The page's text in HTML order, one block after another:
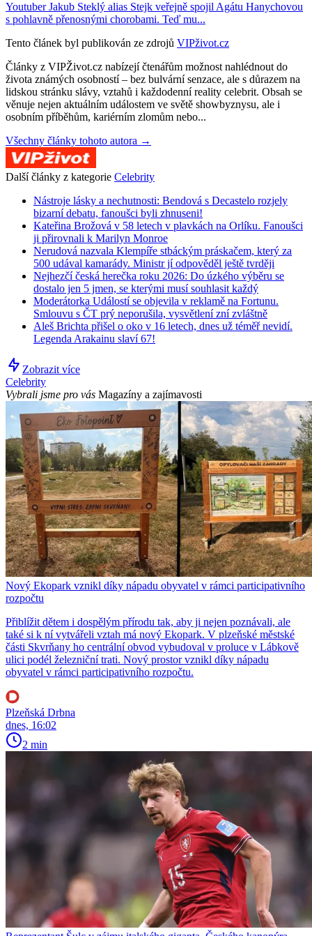
Youtuber Jakub Steklý alias Stejk veřejně spojil Agátu Hanychovou
s pohlavně přenosnými chorobami. Teď mu...
Tento článek byl publikován ze zdrojů VIPživot.cz
Články z VIPŽivot.cz nabízejí čtenářům možnost nahlédnout do
života známých osobností – bez bulvární senzace, ale s důrazem na
lidskou stránku slávy, vztahů i každodenní reality celebrit. Obsah se
věnuje nejen aktuálním událostem ve světě showbyznysu, ale i
osobním příběhům, kariérním zlomům nebo...
Všechny články tohoto autora →
Další články z kategorie Celebrity
Nástroje lásky a nechutnosti: Bendová s Decastelo rozjely
bizarní debatu, fanoušci byli zhnuseni!
Kateřina Brožová v 58 letech v plavkách na Orlíku. Fanoušci
ji přirovnali k Marilyn Monroe
Nerudová nazvala Klempíře stbáckým práskačem, který za
500 udával kamarády. Ministr jí odpověděl ještě tvrději
Nejhezčí česká herečka roku 2026: Do úzkého výběru se
dostalo jen 5 jmen, se kterými musí souhlasit každý
Moderátorka Událostí se objevila v reklamě na Fortunu.
Smlouvu s ČT prý neporušila, vysvětlení zní zvláštně
Aleš Brichta přišel o oko v 16 letech, dnes už téměř nevidí.
Legenda Arakainu slaví 67!
Zobrazit více
Celebrity
Vybrali jsme pro vás Magazíny a zajímavosti
Nový Ekopark vznikl díky nápadu obyvatel v rámci participativního
rozpočtu
Přiblížit dětem i dospělým přírodu tak, aby ji nejen poznávali, ale
také si k ní vytvářeli vztah má nový Ekopark. V plzeňské městské
části Skvrňany ho centrální obvod vybudoval v proluce v Lábkově
ulici podél železniční trati. Nový prostor vznikl díky nápadu
obyvatel v rámci participativního rozpočtu.
Plzeňská Drbna
dnes, 16:02
2 min